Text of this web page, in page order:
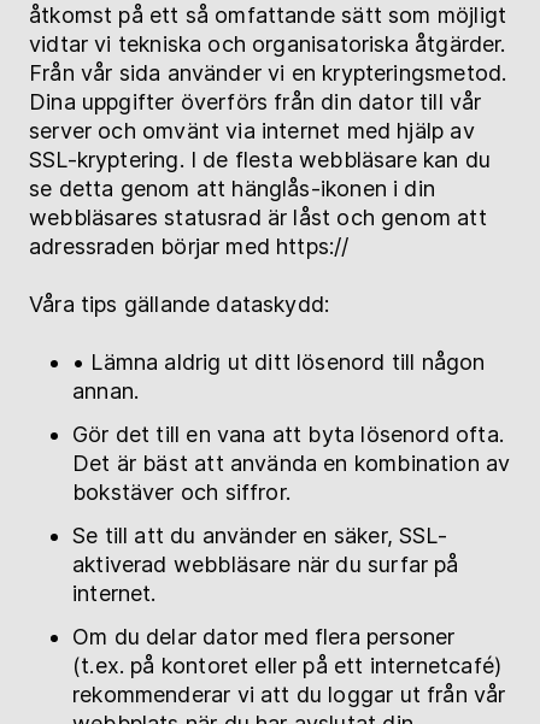
åtkomst på ett så omfattande sätt som möjligt
vidtar vi tekniska och organisatoriska åtgärder.
Från vår sida använder vi en krypteringsmetod.
Dina uppgifter överförs från din dator till vår
server och omvänt via internet med hjälp av
SSL-kryptering. I de flesta webbläsare kan du
se detta genom att hänglås-ikonen i din
webbläsares statusrad är låst och genom att
adressraden börjar med https://
Våra tips gällande dataskydd:
• Lämna aldrig ut ditt lösenord till någon
annan.
Gör det till en vana att byta lösenord ofta.
Det är bäst att använda en kombination av
bokstäver och siffror.
Se till att du använder en säker, SSL-
aktiverad webbläsare när du surfar på
internet.
Om du delar dator med flera personer
(t.ex. på kontoret eller på ett internetcafé)
rekommenderar vi att du loggar ut från vår